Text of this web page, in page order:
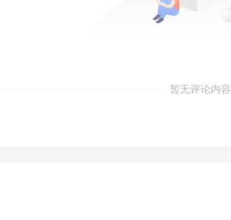
暂无评论内容